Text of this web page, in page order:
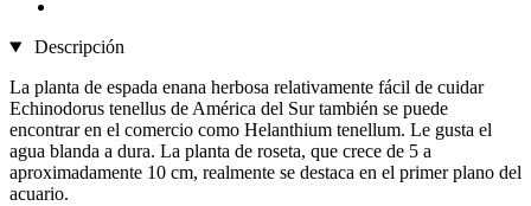
Descripción
La planta de espada enana herbosa relativamente fácil de cuidar
Echinodorus tenellus de América del Sur también se puede
encontrar en el comercio como Helanthium tenellum. Le gusta el
agua blanda a dura. La planta de roseta, que crece de 5 a
aproximadamente 10 cm, realmente se destaca en el primer plano del
acuario.